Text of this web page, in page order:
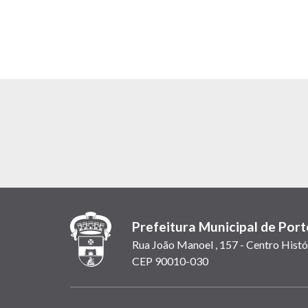
Prefeitura Municipal de
Rua João Manoel , 157 - Centro
CEP 90010-030